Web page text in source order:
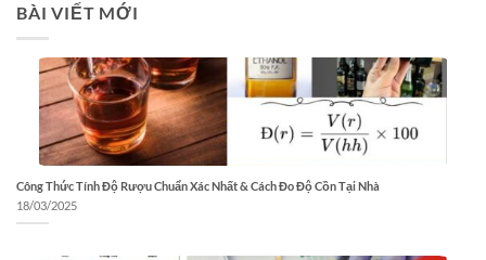
BÀI VIẾT MỚI
Công Thức Tính Độ Rượu Chuẩn Xác Nhất & Cách Đo Độ Cồn Tại Nhà
18/03/2025